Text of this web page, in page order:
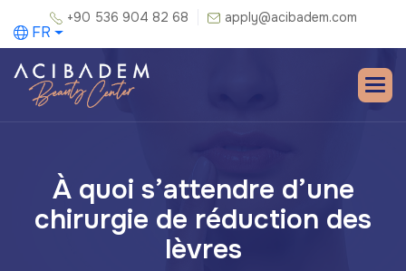
+90 536 904 82 68 apply@acibadem.com
FR
À quoi s’attendre d’une
chirurgie de réduction des
lèvres